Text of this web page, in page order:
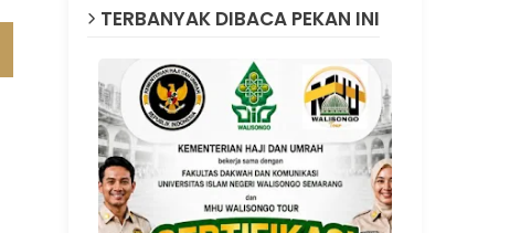
TERBANYAK DIBACA PEKAN INI